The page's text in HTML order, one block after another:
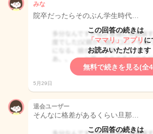
みな
院卒だったらそのぶん学生時代…
この回答の続きは
「ママリ」アプリ に
お読みいただけます
無料で続きを見る(全
5月29日
退会ユーザー
そんなに格差があるくらい旦那…
この回答の続きは